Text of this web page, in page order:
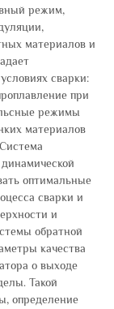
режим,
материалов и
сварки:
при
режимы
материалов
оптимальные
сварки и
и
обратной
качества
о выходе
Такой
определение